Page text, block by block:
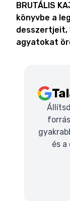
BRUTÁLIS
könyvbe a
desszertjeit,
agyatokat
és